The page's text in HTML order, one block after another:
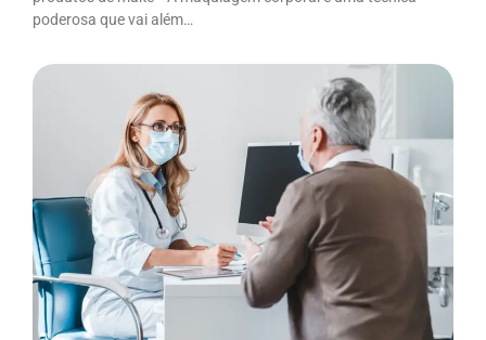
poderosa que vai além…